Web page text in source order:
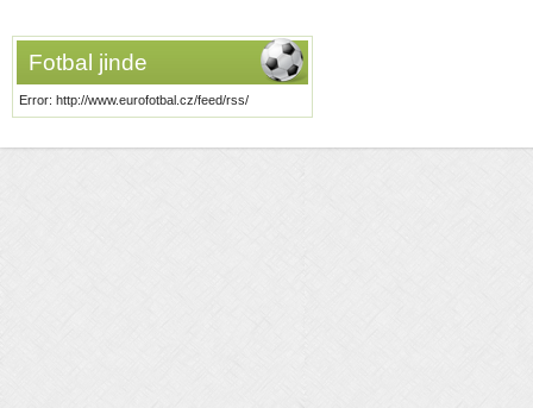
Fotbal jinde
Error: http://www.eurofotbal.cz/feed/rss/